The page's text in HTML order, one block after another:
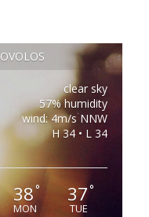
clear sky
57% humidity
wind: 4m/s NNW
H 34 • L 34
38°
MON
37°
TUE